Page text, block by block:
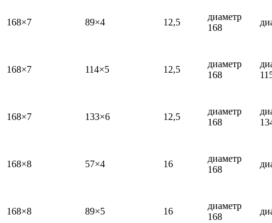
168×7 89×4 12,5
диаметр
168
168×7 114×5 12,5
диаметр
168
168×7 133×6 12,5
диаметр
168
168×8 57×4 16
диаметр
168
168×8 89×5 16
диаметр
168